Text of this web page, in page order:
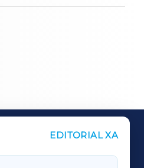
EDITORIAL XA